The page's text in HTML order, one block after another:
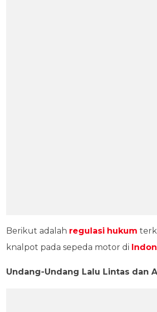
Berikut adalah regulasi hukum
knalpot pada sepeda motor di
Undang-Undang Lalu Lintas dan